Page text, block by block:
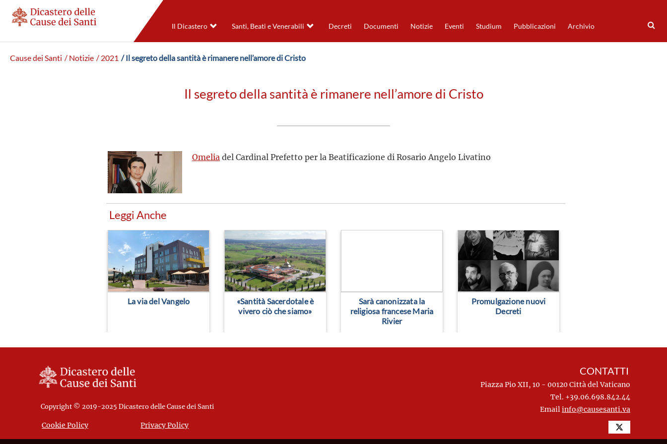
Il Dicastero Santi, Beati e Venerabili Decreti Documenti Notizie Eventi Studium Pubblicazioni Archivio
Cause dei Santi / Notizie / 2021 / Il segreto della santità è rimanere nell’amore di Cristo
Il segreto della santità è rimanere nell’amore di Cristo
Omelia del Cardinal Prefetto per la Beatificazione di Rosario Angelo Livatino
Leggi Anche
La via del Vangelo
> Leggi altro
«Santità Sacerdotale è
vivero ciò che siamo»
Sarà canonizzata la
religiosa francese Maria
Rivier
> Leggi altro
Promulgazione nuovi
Decreti
Copyright © 2019-2025 Dicastero delle Cause dei Santi
Cookie Policy Privacy Policy
CONTATTI
Piazza Pio XII, 10 - 00120 Città del Vaticano
Tel. +39.06.698.842.44
Email info@causesanti.va